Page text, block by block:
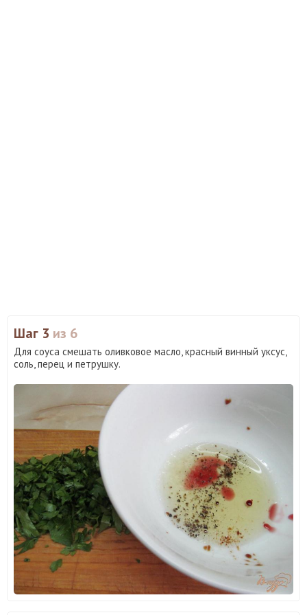
Шаг 3 из 6
Для соуса смешать оливковое масло, красный винный уксус,
соль, перец и петрушку.